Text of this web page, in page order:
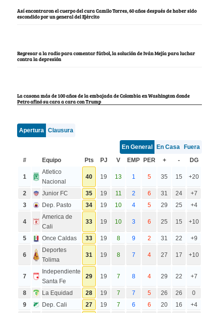
Así encontraron el cuerpo del cura Camilo Torres, 60 años después de haber sido
escondido por un general del Ejército
Regresar a la radio para comentar fútbol, la solución de Iván Mejía para luchar
contra la depresión
La casona más de 100 años de la embajada de Colombia en Washington donde
Petro afinó su cara a cara con Trump
Apertura Clausura
En General En Casa
Fuera
#
Equipo Pts PJ V EMP PER + - DG
1
Atletico
Nacional
40 19 13 1 5 35 15 +20
2 Junior FC 35 19 11 2 6 31 24
+7
3
Dep. Pasto 34 19 10 4 5 29 25 +4
4
America de
Cali
33 19 10 3 6 25 15 +10
5 Once Caldas 33 19 8 9 2 31 22 +9
6
Deportes
Tolima
31 19 8 7 4 27 17 +10
7
Independiente
Santa Fe
29 19 7 8 4 29 22 +7
8 La Equidad 28 19 7 7 5 26 26
0
9
Dep. Cali 27 19 7 6 6 20 16 +4